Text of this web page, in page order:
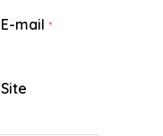
E-mail*
Site